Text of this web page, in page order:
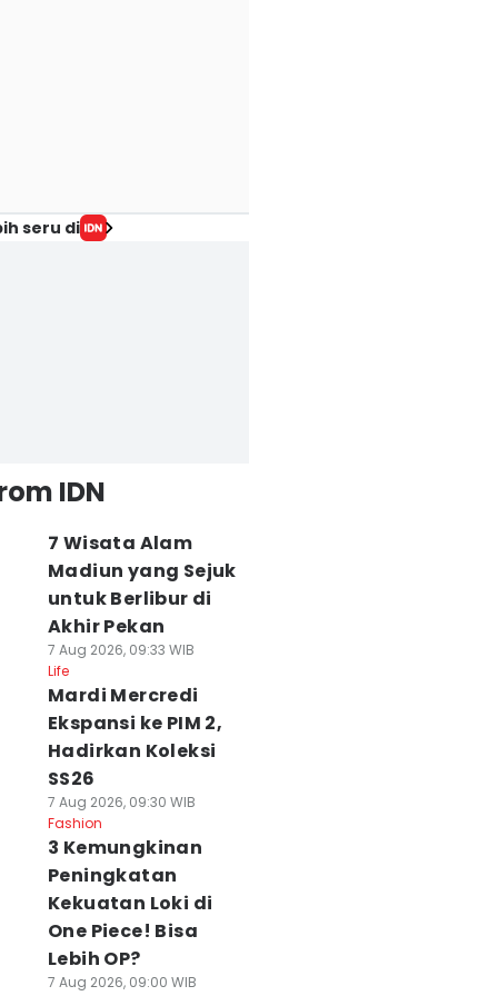
seru di
IDN
7 Wisata Alam
Madiun yang Sejuk
untuk Berlibur di
Akhir Pekan
7 Aug 2026, 09:33 WIB
Life
Mardi Mercredi
Ekspansi ke PIM 2,
Hadirkan Koleksi
SS26
7 Aug 2026, 09:30 WIB
Fashion
3 Kemungkinan
Peningkatan
Kekuatan Loki di
One Piece! Bisa
Lebih OP?
7 Aug 2026, 09:00 WIB